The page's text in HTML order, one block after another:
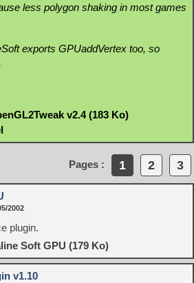
less polygon shaking in most games
exports GPUaddVertex too, so
v2.4 (183 Ko)
Pages : 1 2 3
2002
plugin.
Soft GPU (179 Ko)
v1.10